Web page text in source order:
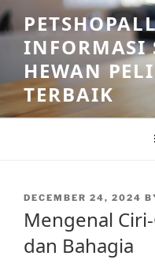
Skip
to
contentINFORMASI
HEWAN
TERBAIK
POSTED
DECEMBER 24, 2024
Mengenal
dan Bahagia